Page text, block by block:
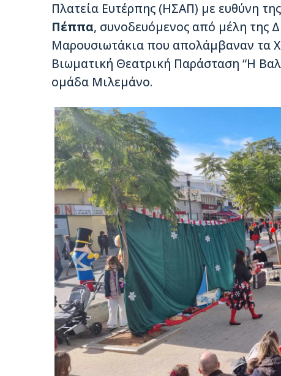
Πλατεία Ευτέρπης (ΗΣΑΠ) με ευθύνη
Πέππα, συνοδευόμενος από μέλη της
Μαρουσιωτάκια που απολάμβαναν τα
Βιωματική Θεατρική Παράσταση “Η
ομάδα Μιλεμάνο.